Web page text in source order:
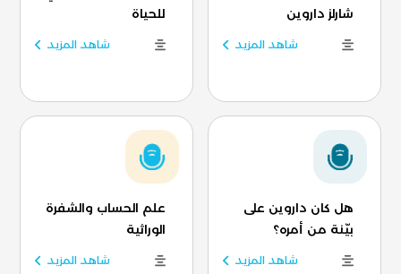
شارلز داروين
شاهد المزيد
للحياة
شاهد المزيد
هل كان داروين على
بيّنة من أمره؟
شاهد المزيد
علم الحساب والشفرة
الوراثية
شاهد المزيد